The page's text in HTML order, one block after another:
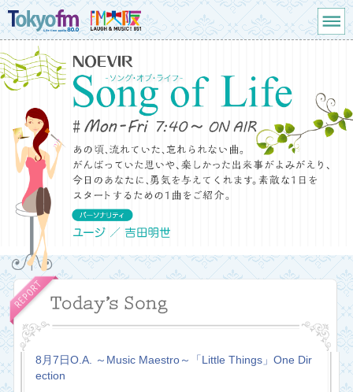
8月7日O.A. ～Music Maestro～「Little Things」One Dir
ection